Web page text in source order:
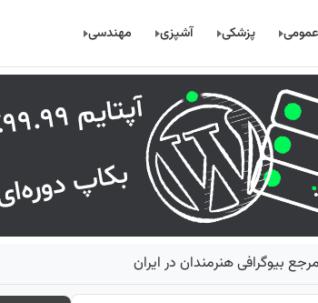
پزشکی آشپزی مهندسی
بیوگرافی هنرمندان در ایران